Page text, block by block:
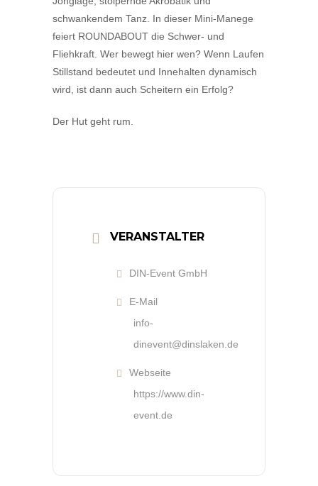
schwankendem Tanz. In dieser Mini-Manege
feiert ROUNDABOUT die Schwer- und
Fliehkraft. Wer bewegt hier wen? Wenn Laufen
Stillstand bedeutet und Innehalten dynamisch
wird, ist dann auch Scheitern ein Erfolg?
Der Hut geht rum.
VERANSTALTER
DIN-Event GmbH
E-Mail
info-
dinevent@dinslaken.de
Webseite
https://www.din-
event.de